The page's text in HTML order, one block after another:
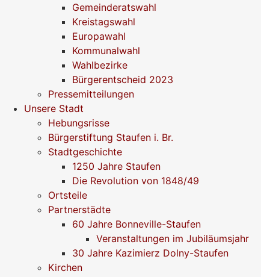
Gemeinderatswahl
Kreistagswahl
Europawahl
Kommunalwahl
Wahlbezirke
Bürgerentscheid 2023
Pressemitteilungen
Unsere Stadt
Hebungsrisse
Bürgerstiftung Staufen i. Br.
Stadtgeschichte
1250 Jahre Staufen
Die Revolution von 1848/49
Ortsteile
Partnerstädte
60 Jahre Bonneville-Staufen
Veranstaltungen im Jubiläumsjahr
30 Jahre Kazimierz Dolny-Staufen
Kirchen